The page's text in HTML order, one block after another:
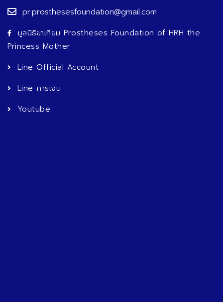
pr.prosthesesfoundation@gmail.com
มูลนิธิขาเทียม Prostheses Foundation of HRH the
Princess Mother
Line Official Account
Line การเงิน
Youtube